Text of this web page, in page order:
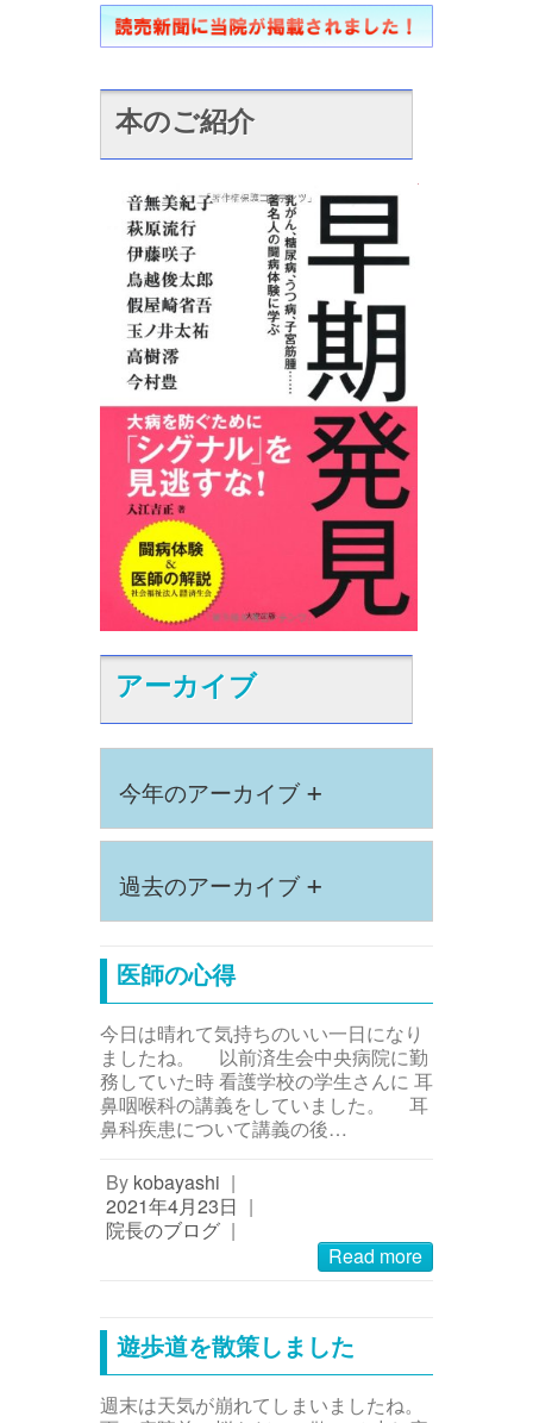
本のご紹介
アーカイブ
今年のアーカイブ +
過去のアーカイブ +
医師の心得
今日は晴れて気持ちのいい一日になり
ましたね。 以前済生会中央病院に勤
務していた時 看護学校の学生さんに 耳
鼻咽喉科の講義をしていました。 耳
鼻科疾患について講義の後…
By kobayashi |
2021年4月23日 |
院長のブログ |
Read more
遊歩道を散策しました
週末は天気が崩れてしまいましたね。